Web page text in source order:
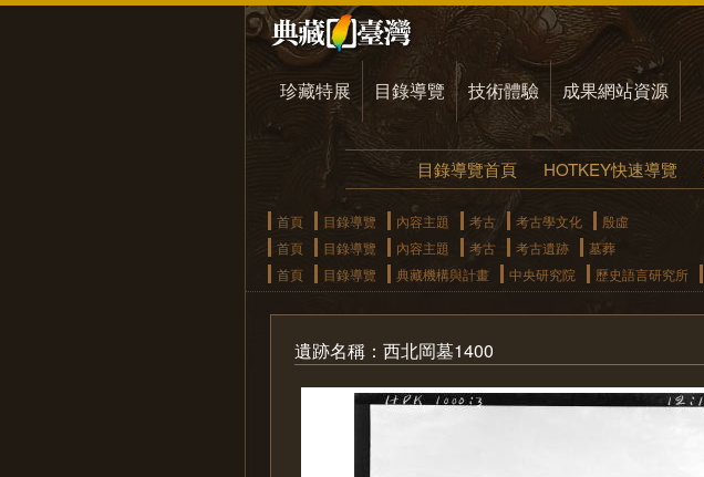
珍藏特展 目錄導覽 技術體驗 成果網站資源
目錄導覽首頁 HOTKEY快速導覽
首頁 目錄導覽 內容主題 考古 考古學文化
殷虛
首頁
目錄導覽 內容主題 考古 考古遺跡
墓葬
首頁
目錄導覽 典藏機構與計畫 中央研究院 歷史語言研究所
遺跡名稱：西北岡墓1400